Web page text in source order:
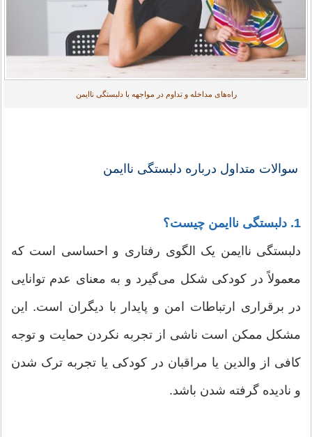
راه‌های مداخله و تداوم در مواجهه با دلبستگی ناایمن
سوالات متداول درباره دلبستگی ناایمن
1. دلبستگی ناایمن چیست؟
دلبستگی ناایمن یک الگوی رفتاری و احساسی است که
معمولاً در کودکی شکل می‌گیرد و به معنای عدم توانایی
در برقراری ارتباطات امن و پایدار با دیگران است. این
مشکل ممکن است ناشی از تجربه نکردن حمایت و توجه
کافی از والدین یا مراقبان در کودکی یا تجربه ترک شدن
و نادیده گرفته شدن باشد.